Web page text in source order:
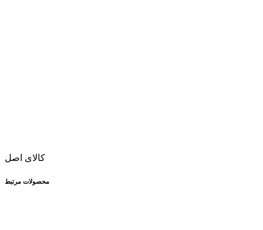
کالای اصل
محصولات مرتبط